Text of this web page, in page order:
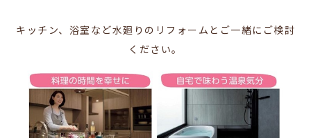
キッチン、浴室など水廻りのリフォームとご一緒にご検討
ください。